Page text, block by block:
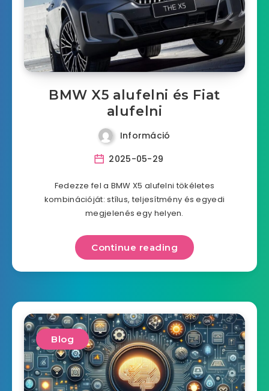
BMW X5 alufelni és Fiat
alufelni
Információ
2025-05-29
Fedezze fel a BMW X5 alufelni tökéletes
kombinációját: stílus, teljesítmény és egyedi
megjelenés egy helyen.
Continue reading
Blog